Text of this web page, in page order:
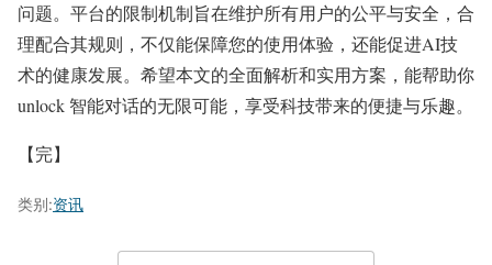
问题。平台的限制机制旨在维护所有用户的公平与安全，合
理配合其规则，不仅能保障您的使用体验，还能促进AI技
术的健康发展。希望本文的全面解析和实用方案，能帮助你
unlock 智能对话的无限可能，享受科技带来的便捷与乐趣。
【完】
类别:资讯